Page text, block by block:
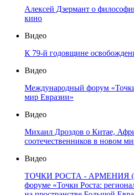
Алексей Дзермант о
кино
Видео
К 79-й годовщине
Видео
Международный форум
мир Евразии»
Видео
Михаил Дроздов о Китае,
соотечественников в новом
Видео
ТОЧКИ РОСТА - АРМЕНИЯ
форуме «Точки Роста: